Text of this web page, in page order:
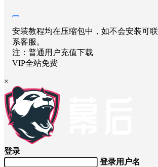
安装教程均在压缩包中，如不会安装可联
系客服。
注：普通用户充值下载
VIP全站免费
×
登录
登录用户名